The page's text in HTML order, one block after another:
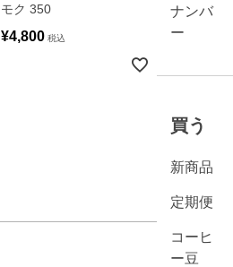
ナンバ
ー
買う
新商品
定期便
コーヒ
ー豆
モク 350
¥4,800 税込